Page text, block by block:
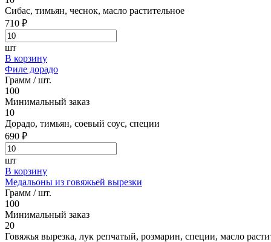
Сибас, тимьян, чеснок, масло растительное
710 ₽
шт
В корзину
Филе дорадо
Грамм / шт.
100
Минимальный заказ
10
Дорадо, тимьян, соевый соус, специи
690 ₽
шт
В корзину
Медальоны из говяжьей вырезки
Грамм / шт.
100
Минимальный заказ
20
Говяжья вырезка, лук репчатый, розмарин, специи, масло